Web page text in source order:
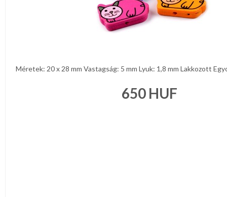
Méretek: 20 x 28 mm Vastagság: 5 mm Lyuk: 1,8 mm Lakkozott
650HUF